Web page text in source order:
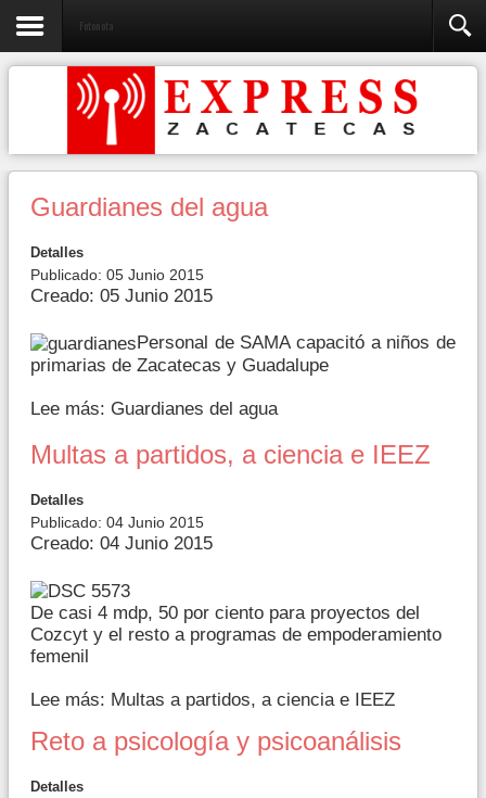
Fotonota
Guardianes del agua
Detalles
Publicado: 05 Junio 2015
Creado: 05 Junio 2015
Personal de SAMA capacitó a niños de
primarias de Zacatecas y Guadalupe
Lee más: Guardianes del agua
Multas a partidos, a ciencia e IEEZ
Detalles
Publicado: 04 Junio 2015
Creado: 04 Junio 2015
De casi 4 mdp, 50 por ciento para proyectos del
Cozcyt y el resto a programas de empoderamiento
femenil
Lee más: Multas a partidos, a ciencia e IEEZ
Reto a psicología y psicoanálisis
Detalles